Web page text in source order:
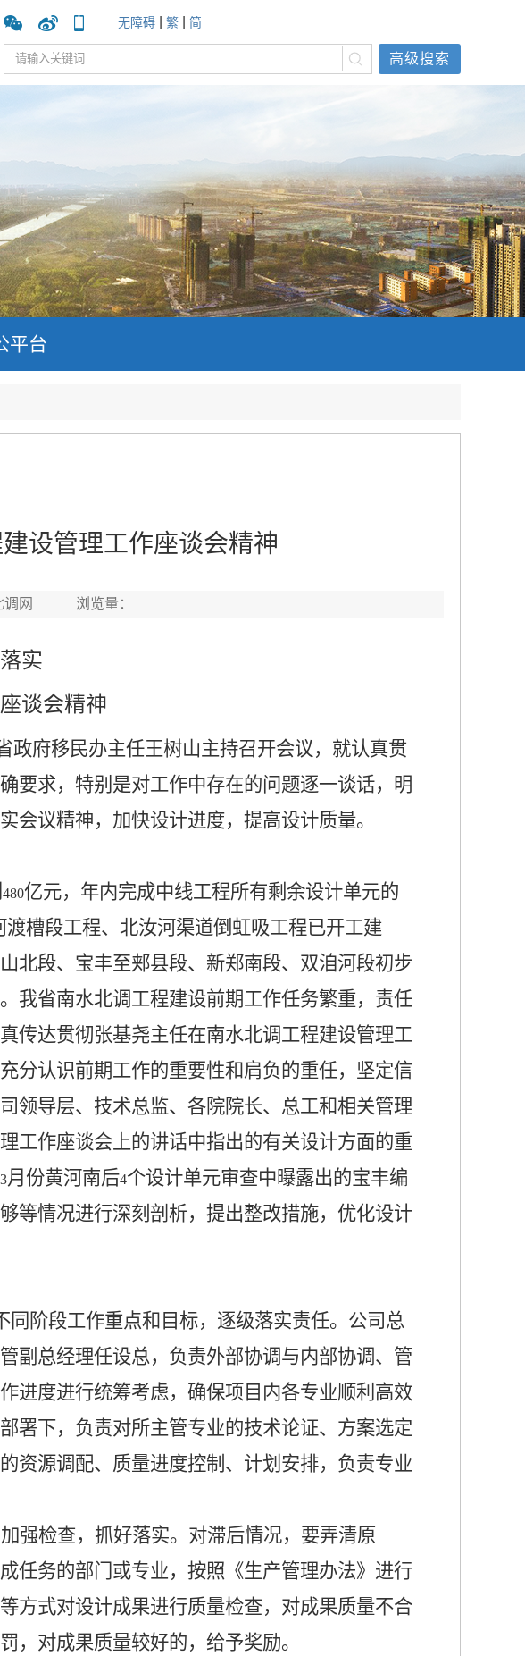
无障碍 繁 简
高级搜索
平台
设管理工作座谈会精神
调网 浏览量：
实
谈会精神
政府移民办主任王树山主持召开会议，就认真贯
要求，特别是对工作中存在的问题逐一谈话，明
议精神，加快设计进度，提高设计质量。
480亿元，年内完成中线工程所有剩余设计单元的
渡槽段工程、北汝河渠道倒虹吸工程已开工建
北段、宝丰至郏县段、新郑南段、双洎河段初步
我省南水北调工程建设前期工作任务繁重，责任
传达贯彻张基尧主任在南水北调工程建设管理工
分认识前期工作的重要性和肩负的重任，坚定信
领导层、技术总监、各院院长、总工和相关管理
工作座谈会上的讲话中指出的有关设计方面的重
3月份黄河南后4个设计单元审查中曝露出的宝丰编
等情况进行深刻剖析，提出整改措施，优化设计
阶段工作重点和目标，逐级落实责任。公司总
副总经理任设总，负责外部协调与内部协调、管
进度进行统筹考虑，确保项目内各专业顺利高效
署下，负责对所主管专业的技术论证、方案选定
资源调配、质量进度控制、计划安排，负责专业
强检查，抓好落实。对滞后情况，要弄清原
任务的部门或专业，按照《生产管理办法》进行
方式对设计成果进行质量检查，对成果质量不合
，对成果质量较好的，给予奖励。